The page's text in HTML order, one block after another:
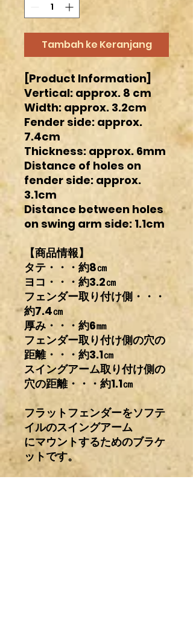
Tambah ke Keranjang
[Product Information]
Vertical: approx. 8 cm
Width: approx. 3.2cm
Fender side: approx.
7.4cm
Thickness: approx. 6mm
Distance of holes on
fender side: approx.
3.1cm
Distance between holes
on swing arm side: 1.1cm
【商品情報】
タテ・・・約8㎝
ヨコ・・・約3.2㎝
フェンダー取り付け側・・・
約7.4㎝
厚み・・・約6㎜
フェンダー取り付け側の穴の
距離・・・約3.1㎝
スイングアーム取り付け側の
穴の距離・・・約1.1㎝
フラットフェンダーをソフテ
イルのスイングアーム
にマウントするためのブラケ
ットです。